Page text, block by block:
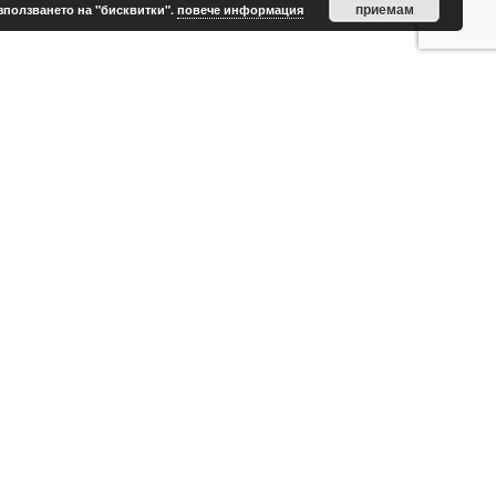
на "бисквитки". повече информация приемам